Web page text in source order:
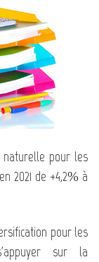
naturelle pour les
2021 de +4,2% à
pour les
sur la